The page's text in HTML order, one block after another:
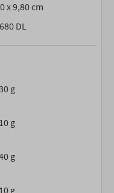
x 9,80 cm
DL
g
g
g
g